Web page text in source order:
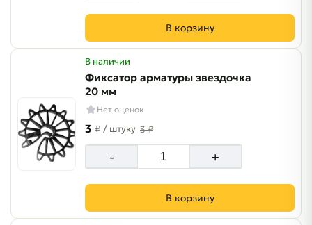
В корзину
В наличии
Фиксатор арматуры звездочка
20 мм
Нет оценок
3 ₽ / штуку 3 ₽
- +
В корзину